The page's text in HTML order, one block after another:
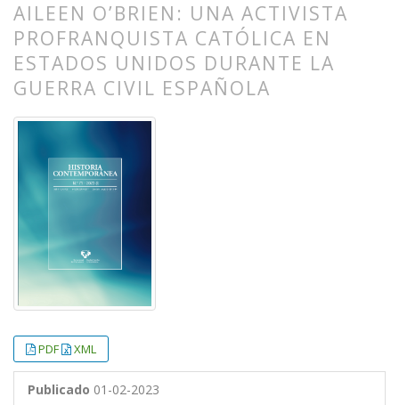
AILEEN O’BRIEN: UNA ACTIVISTA
PROFRANQUISTA CATÓLICA EN
ESTADOS UNIDOS DURANTE LA
GUERRA CIVIL ESPAÑOLA
PDF XML
Publicado 01-02-2023